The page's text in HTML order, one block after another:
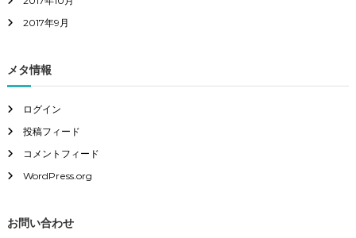
2017年9月
メタ情報
ログイン
投稿フィード
コメントフィード
WordPress.org
お問い合わせ